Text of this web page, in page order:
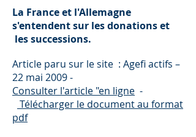
La France et l'Allemagne
s'entendent sur les donations et
les successions.
Article paru sur le site : Agefi actifs –
22 mai 2009 -
Consulter l'article "en ligne -
Télécharger le document au format
pdf